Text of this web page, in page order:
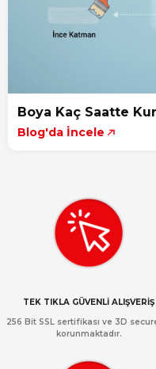
Boya Kaç Saatte
Blog'da İncele
TEK TIKLA GÜVENLİ ALIŞVERİŞ
256 Bit SSL sertifikası ve 3D
korunmaktadır.